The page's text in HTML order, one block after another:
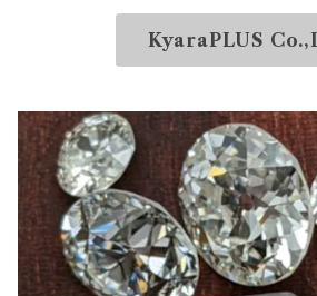
KyaraPLUS